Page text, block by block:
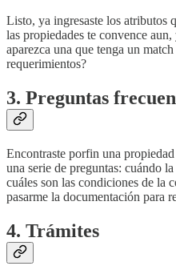
Listo, ya ingresaste los atributos
las propiedades te convence
aparezca una que tenga un
requerimientos?
3. Preguntas
Encontraste porfin una
una serie de preguntas: cuándo
cuáles son las condiciones de la
pasarme la documentación para
4. Trámites